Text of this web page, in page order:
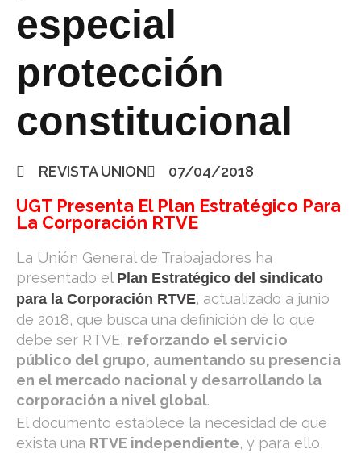
especial
protección
constitucional
REVISTA UNION 07/04/2018
UGT Presenta El Plan Estratégico Para
La Corporación RTVE
La Unión General de Trabajadores ha
presentado el Plan Estratégico del sindicato
para la Corporación RTVE, actualizado a junio
de 2018, que busca una definición de lo que
debe ser RTVE, reforzando el servicio
público del grupo, aumentando su presencia
en el mercado nacional y desarrollando la
corporación a nivel global.
El documento establece la necesidad de que
exista una RTVE independiente, y para ello,